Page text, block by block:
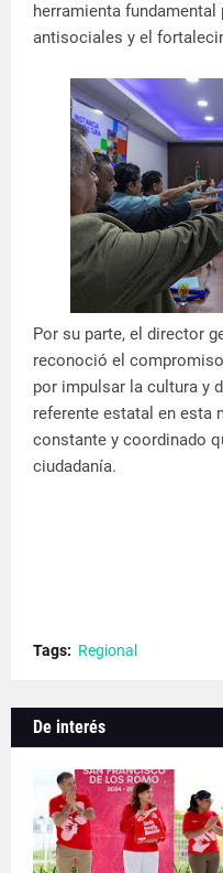
herramienta
antisociales y el
Por su parte, el director
reconoció el
por impulsar la cultura y
referente estatal en esta
constante y coordinado
ciudadanía.
Tags: Regional
De interés